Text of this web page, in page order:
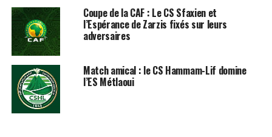
Coupe de la CAF : Le CS Sfaxien et
l’Espérance de Zarzis fixés sur leurs
adversaires
Match amical : le CS Hammam-Lif domine
l’ES Métlaoui